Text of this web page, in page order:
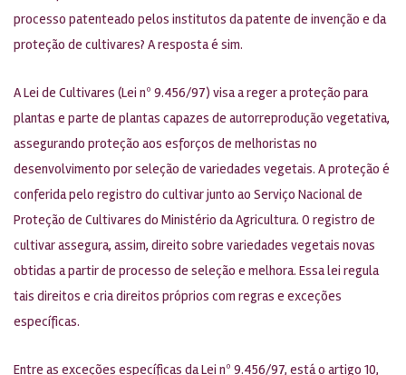
processo patenteado pelos institutos da patente de invenção e da
proteção de cultivares? A resposta é sim.
A Lei de Cultivares (Lei nº 9.456/97) visa a reger a proteção para
plantas e parte de plantas capazes de autorreprodução vegetativa,
assegurando proteção aos esforços de melhoristas no
desenvolvimento por seleção de variedades vegetais. A proteção é
conferida pelo registro do cultivar junto ao Serviço Nacional de
Proteção de Cultivares do Ministério da Agricultura. O registro de
cultivar assegura, assim, direito sobre variedades vegetais novas
obtidas a partir de processo de seleção e melhora. Essa lei regula
tais direitos e cria direitos próprios com regras e exceções
específicas.
Entre as exceções específicas da Lei nº 9.456/97, está o artigo 10,